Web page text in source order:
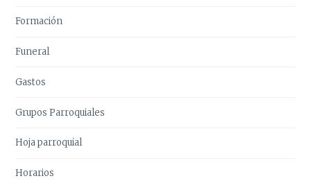
Formación
Funeral
Gastos
Grupos Parroquiales
Hoja parroquial
Horarios